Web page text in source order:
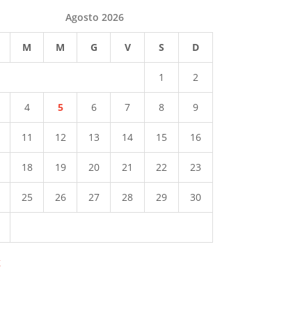
Agosto 2026
M M G V S D
1 2
4 5 6 7 8 9
11 12 13 14 15 16
18 19 20 21 22 23
25 26 27 28 29 30